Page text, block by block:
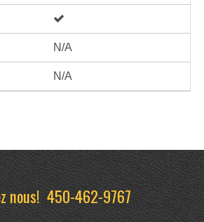
N/A
N/A
nous!450-462-9767